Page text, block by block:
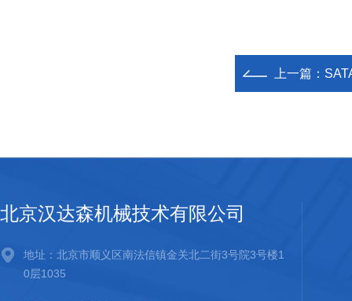
上一篇：
北京汉达森机械技术有限公司
地址：北京市顺义区南法信镇金关北二街3号院3号楼1
0层1035